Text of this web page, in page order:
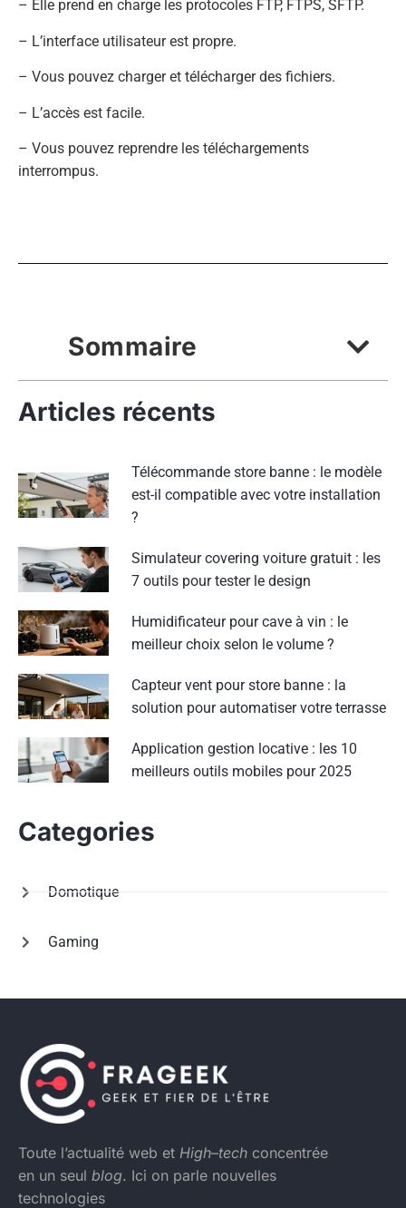
– Elle prend en charge les protocoles FTP, FTPS, SFTP.
– L’interface utilisateur est propre.
– Vous pouvez charger et télécharger des fichiers.
– L’accès est facile.
– Vous pouvez reprendre les téléchargements
interrompus.
Sommaire
Articles récents
Télécommande store banne : le modèle
est-il compatible avec votre installation
?
Simulateur covering voiture gratuit : les
7 outils pour tester le design
Humidificateur pour cave à vin : le
meilleur choix selon le volume ?
Capteur vent pour store banne : la
solution pour automatiser votre terrasse
Application gestion locative : les 10
meilleurs outils mobiles pour 2025
Categories
Domotique
Gaming
Toute l’actualité web et High–tech concentrée
en un seul blog. Ici on parle nouvelles
technologies